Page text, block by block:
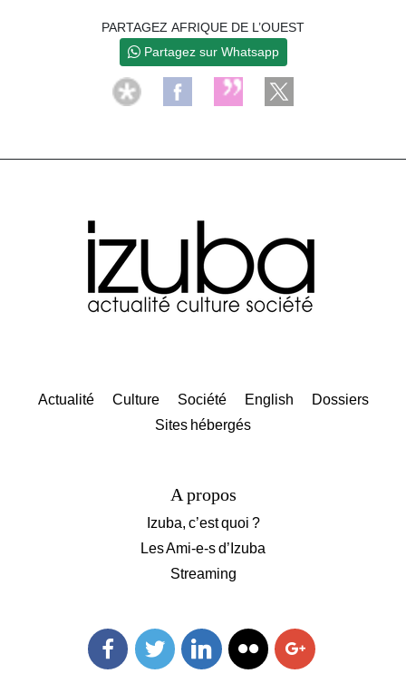
PARTAGEZ AFRIQUE DE L’OUEST
Partagez sur Whatsapp
Actualité Culture Société English
Dossiers
Sites hébergés
A propos
Izuba, c’est quoi ?
Les Ami-e-s d’Izuba
Streaming